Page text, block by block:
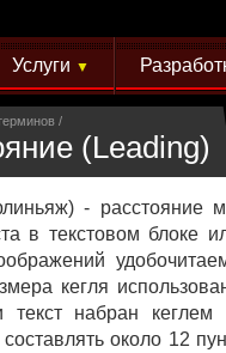
Услуги ▼
(Leading)
- расстояние
в текстовом блоке
кегля
набран
около 12